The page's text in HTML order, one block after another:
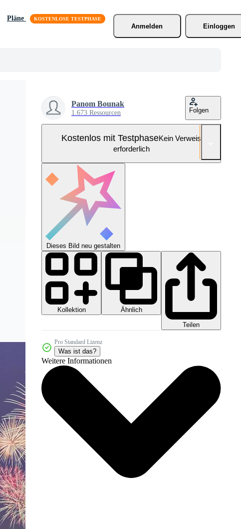
Pläne
Anmelden
Einloggen
Panom Bounak
1.673 Ressourcen Folgen
Kostenlos mit TestphaseKein Verweis
erforderlich
Dieses Bild neu gestalten
Kollektion
Ähnlich
Teilen
Pro Standard Lizenz
Was ist das?
Weitere Informationen